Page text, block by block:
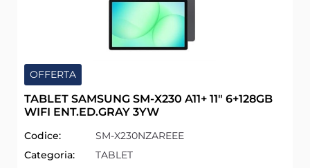
OFFERTA
TABLET SAMSUNG SM-X230 A11+ 11" 6+128GB
WIFI ENT.ED.GRAY 3YW
Codice:
SM-X230NZAREEE
Categoria:
TABLET